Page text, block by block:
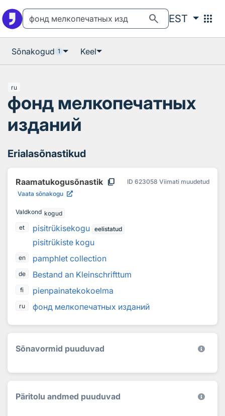
search EST apps
Sõnakogud 1 Keel
ru
фонд мелкопечатных
изданий
Erialasõnastikud
Raamatukogusõnastik content_copy ID 623058 Viimati muudetud
Vaata sõnakogu
Valdkond kogud
et
pisitrükisekogu eelistatud
pisitrükiste kogu
en pamphlet collection
de Bestand an Kleinschrifttum
fi pienpainatekokoelma
ru фонд мелкопечатных изданий
Sõnavormid puuduvad
Päritolu andmed puuduvad